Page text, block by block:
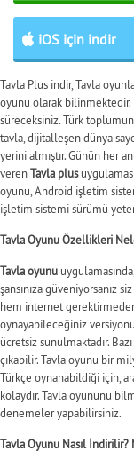
iOS için indir
Tavla Plus indir, Tavla
oyunu olarak
süreceksiniz. Türk
tavla, dijitalleşen dünya
yerini almıştır. Günün her
verenTavla plus
oyunu, Android işletim
işletim sistemi sürümü
Tavla Oyunu Özellikleri
Tavla oyunu
şansınıza güveniyorsanız
hem internet
oynayabileceğiniz
ücretsiz sunulmaktadır.
çıkabilir. Tavla oyunu bir
Türkçe oynanabildiği için,
kolaydır. Tavla oyununu
denemeler yapabilirsiniz.
Tavla Oyunu Nasıl İndirilir?